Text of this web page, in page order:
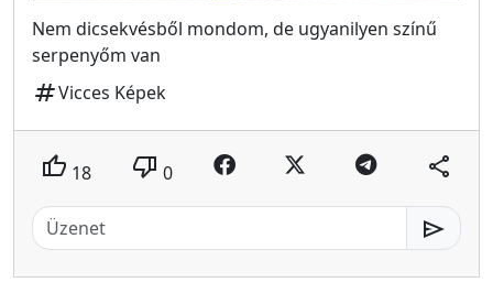
Nem dicsekvésből mondom, de ugyanilyen színű
serpenyőm van
tagVicces Képek
thumb_up 18 thumb_down 0 share
send